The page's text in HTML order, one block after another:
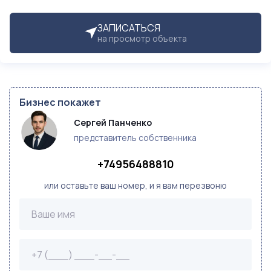
ЗАПИСАТЬСЯ
на просмотр объекта
Бизнес покажет
Сергей Панченко
представитель собственника
+74956488810
или оставьте ваш номер, и я вам перезвоню